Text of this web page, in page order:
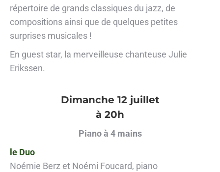
répertoire de grands classiques du jazz, de
compositions ainsi que de quelques petites
surprises musicales !
En guest star, la merveilleuse chanteuse Julie
Erikssen.
Dimanche 12 juillet
à 20h
Piano à 4 mains
le Duo
Noémie Berz et Noémi Foucard, piano